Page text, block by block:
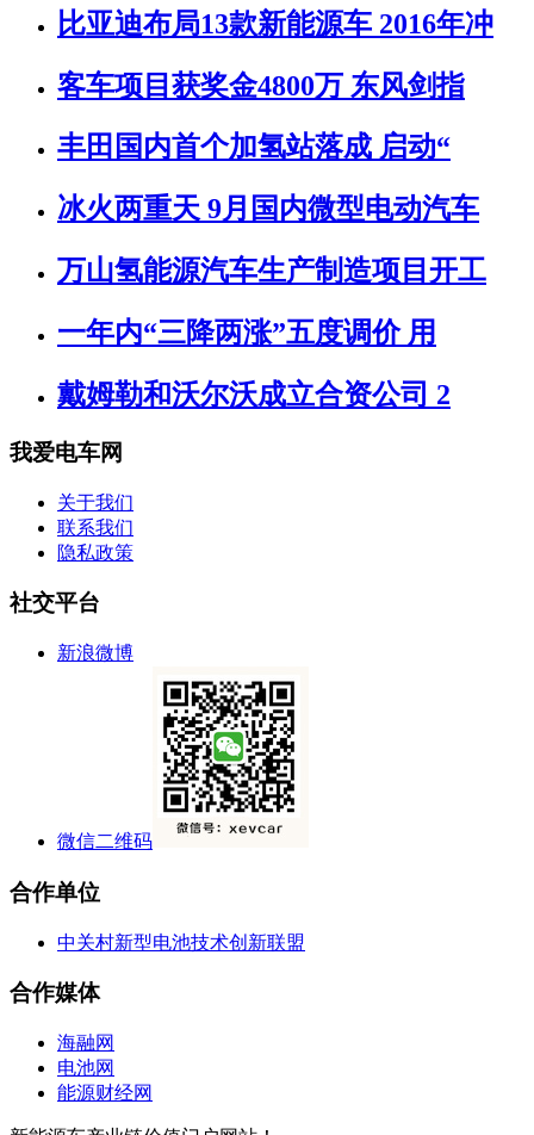
比亚迪布局13款新能源车 2016年冲
客车项目获奖金4800万 东风剑指
丰田国内首个加氢站落成 启动“
冰火两重天 9月国内微型电动汽车
万山氢能源汽车生产制造项目开工
一年内“三降两涨”五度调价 用
戴姆勒和沃尔沃成立合资公司 2
我爱电车网
关于我们
联系我们
隐私政策
社交平台
新浪微博
微信二维码
合作单位
中关村新型电池技术创新联盟
合作媒体
海融网
电池网
能源财经网